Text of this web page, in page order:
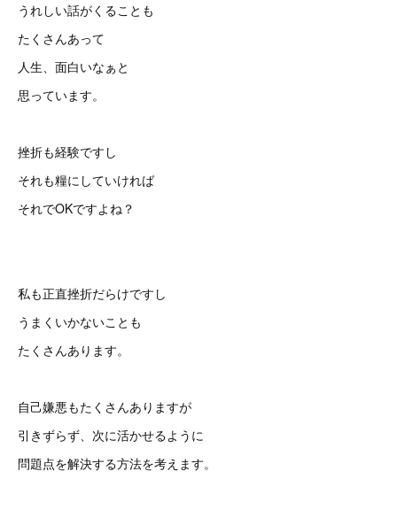
うれしい話がくることも
たくさんあって
人生、面白いなぁと
思っています。
挫折も経験ですし
それも糧にしていければ
それでOKですよね？
私も正直挫折だらけですし
うまくいかないことも
たくさんあります。
自己嫌悪もたくさんありますが
引きずらず、次に活かせるように
問題点を解決する方法を考えます。